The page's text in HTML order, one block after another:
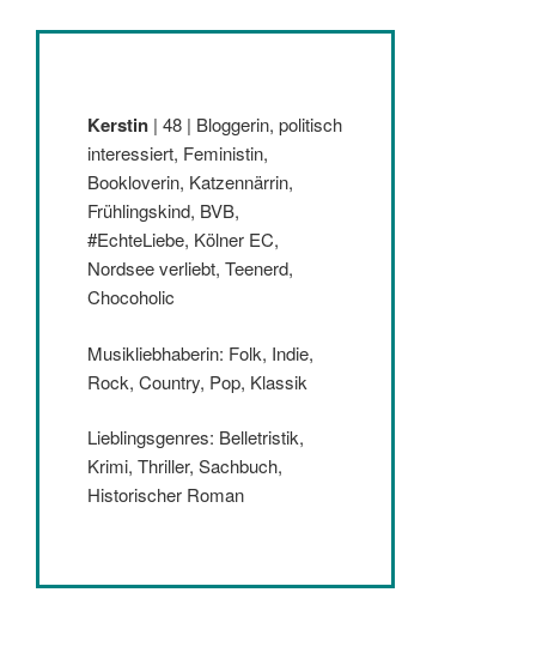
Kerstin | 48 | Bloggerin, politisch
interessiert, Feministin,
Bookloverin, Katzennärrin,
Frühlingskind, BVB,
#EchteLiebe, Kölner EC,
Nordsee verliebt, Teenerd,
Chocoholic
Musikliebhaberin: Folk, Indie,
Rock, Country, Pop, Klassik
Lieblingsgenres: Belletristik,
Krimi, Thriller, Sachbuch,
Historischer Roman